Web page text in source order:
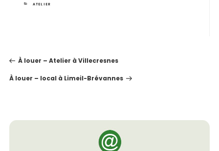
CATEGORIES
ATELIER
DE À louer – Atelier à Villecresnes
À louer – local à Limeil-Brévannes